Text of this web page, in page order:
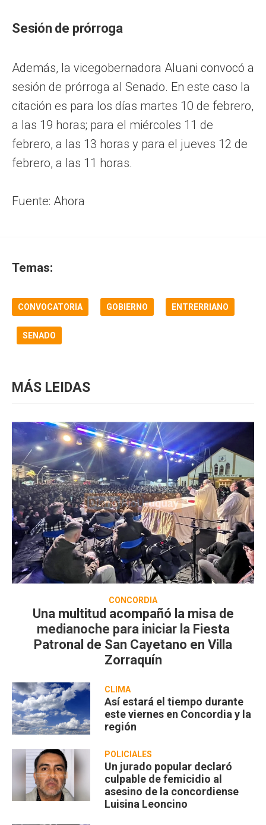
Sesión de prórroga
Además, la vicegobernadora Aluani convocó a
sesión de prórroga al Senado. En este caso la
citación es para los días martes 10 de febrero,
a las 19 horas; para el miércoles 11 de
febrero, a las 13 horas y para el jueves 12 de
febrero, a las 11 horas.
Fuente: Ahora
Temas:
CONVOCATORIA GOBIERNO ENTRERRIANO
SENADO
MÁS LEIDAS
CONCORDIA
Una multitud acompañó la misa de
medianoche para iniciar la Fiesta
Patronal de San Cayetano en Villa
Zorraquín
CLIMA
Así estará el tiempo durante
este viernes en Concordia y la
región
POLICIALES
Un jurado popular declaró
culpable de femicidio al
asesino de la concordiense
Luisina Leoncino